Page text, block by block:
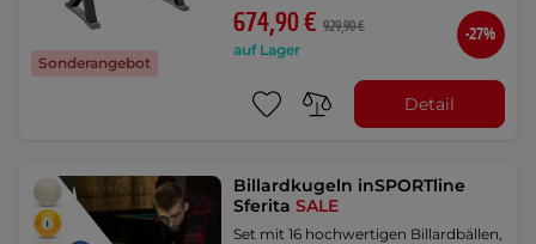
Sonderangebot
674,90 € 929,90 €
auf Lager
-27%
Detail
Billardkugeln inSPORTline
SferitaSALE
Set mit 16 hochwertigen Billardbällen,